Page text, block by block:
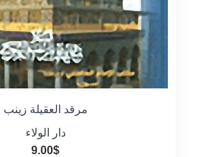
مرقد العقيلة زينب
دار الولاء
9.00$